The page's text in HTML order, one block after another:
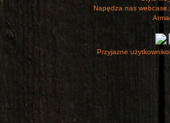
Napędza nas
Przyjazne